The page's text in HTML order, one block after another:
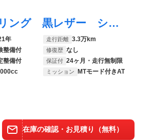
３シリーズ Ｍ３４０ｉ ｘＤｒｉｖｅツーリング 黒レザー シートヒーター Ｍブレーキキャリパー ヘッドアップディスプレイ パドルシフト 全周囲カメラ ワイヤレス充電 ＴＶチューナー 追従型クルコン 電動リアゲート 純正１９インチアルミ パワーシート
年 走行距離 3.3万km
整備付 修復歴 なし
整備付 保証付 24ヶ月・走行無制限
ミッション MTモード付きAT
在庫の確認・お見積り（無料）